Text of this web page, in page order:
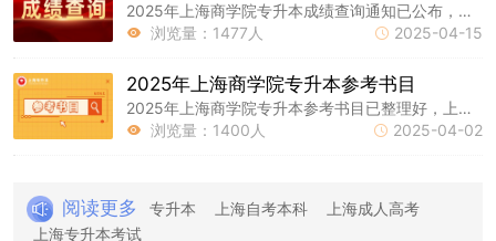
2025年上海商学院专升本成绩查询通知已公布，上海统招专升本网持续为大家更新升本资讯，提前祝大家金榜题名!
 浏览量：1477人  2025-04-15
2025年上海商学院专升本参考书目
2025年上海商学院专升本参考书目已整理好，上海统招专升本网持续为大家更新专升本报名及考试资讯，以下是相关内容，祝大家备考顺利!
 浏览量：1400人  2025-04-02
阅读更多 专升本 上海自考本科
上海成人高考
上海专升本考试